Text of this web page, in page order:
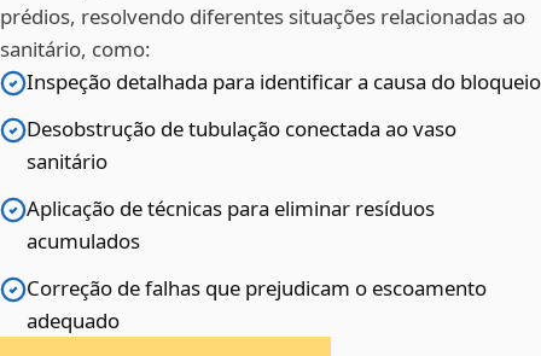
prédios, resolvendo diferentes situações relacionadas ao
sanitário, como:
Inspeção detalhada para identificar a causa do bloqueio
Desobstrução de tubulação conectada ao vaso
sanitário
Aplicação de técnicas para eliminar resíduos
acumulados
Correção de falhas que prejudicam o escoamento
adequado